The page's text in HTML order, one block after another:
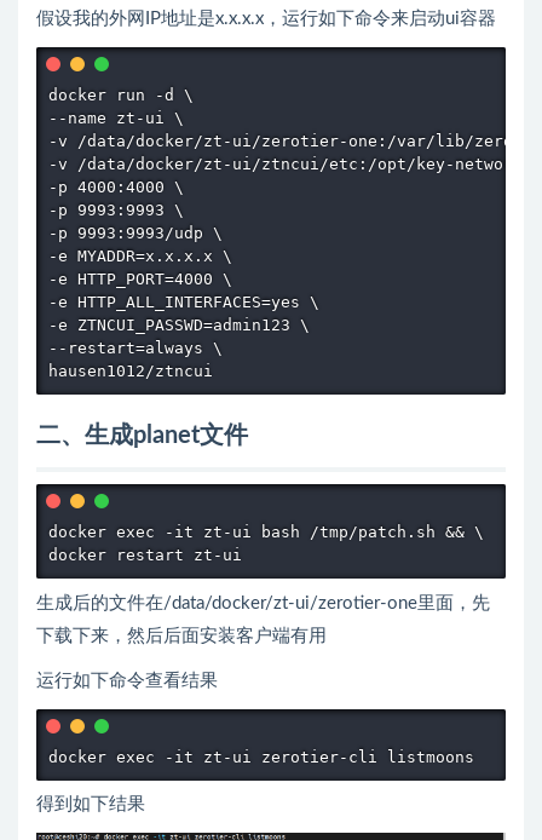
假设我的外网IP地址是x.x.x.x，运行如下命令来启动ui容器
docker run -d \
--name zt-ui \
-v /data/docker/zt-ui/zerotier-one:/var/lib/
-v /data/docker/zt-ui/ztncui/etc:/opt/key-
-p 4000:4000 \
-p 9993:9993 \
-p 9993:9993/udp \
-e MYADDR=x.x.x.x \
-e HTTP_PORT=4000 \
-e HTTP_ALL_INTERFACES=yes \
-e ZTNCUI_PASSWD=admin123 \
--restart=always \
二、生成planet文件
docker exec -it zt-ui bash /tmp/patch.sh && \
生成后的文件在/data/docker/zt-ui/zerotier-one里面，先
下载下来，然后后面安装客户端有用
运行如下命令查看结果
docker exec -it zt-ui zerotier-cli listmoons
得到如下结果